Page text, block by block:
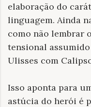
elaboração do
linguagem. Ainda
como não lembrar
tensional
Ulisses com
Isso aponta para
astúcia do herói é